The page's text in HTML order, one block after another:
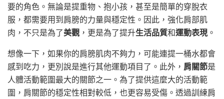
要的角色。無論是提重物、抱小孩，甚至是簡單的穿脫衣
服，都需要用到肩膀的力量與穩定性。因此，強化肩部肌
肉，不只是為了美觀 ，更是為了提升生活品質和運動表現。
想像一下，如果你的肩膀肌肉不夠力，可能連提一桶水都會
感到吃力，更別說是進行其他運動項目了。此外， 肩關節是
人體活動範圍最大的關節之一。為了提供這麼大的活動範
圍，肩關節的穩定性相對較低，也更容易受傷。透過訓練肩